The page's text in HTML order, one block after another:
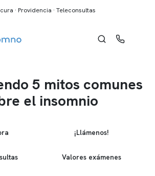
· Providencia · Teleconsultas
5 mitos comunes
el insomnio
¡Llámenos!
Valores exámenes